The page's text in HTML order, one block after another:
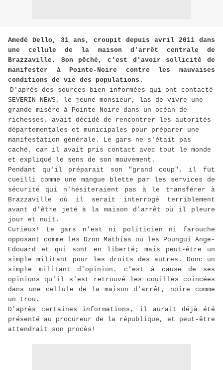
Amedé Dello, 31 ans, croupit depuis avril 2011 dans
une cellule de la maison d'arrêt centrale de
Brazzaville. Son pêché, c'est d'avoir sollicité de
manifester à Pointe-Noire contre les mauvaises
conditions de vie des populations.
D'après des sources bien informées qui ont contacté
SEVERIN NEWS, le jeune monsieur, las de vivre une
grande misère à Pointe-Noire dans un océan de
richesses, avait décidé de rencontrer les autorités
départementales et municipales pour préparer une
manifestation générale. Le gars ne s'était pas
caché, car il avait pris contact avec tout le monde
et expliqué le sens de son mouvement.
Pendant qu'il préparait son "grand coup", il fut
cueilli comme une mangue blette par les services de
sécurité qui n'hésiteraient pas à le transférer à
Brazzaville où il serait interrogé terriblement
avant d'être jeté à la maison d'arrêt où il pleure
jour et nuit.
Curieux! Le gars n'est ni politicien ni farouche
opposant comme les Dzon Mathias ou les Poungui Ange-
Edouard et qui sont en liberté; mais peut-être un
simple militant pour les droits des autres. Donc un
simple militant d'opinion. c'est à cause de ses
opinions qu'il s'est retrouvé les couilles coincées
dans une cellule de la maison d'arrêt, noire comme
un trou.
D'après certaines informations, il aurait déjà été
présenté au procureur de la république, et peut-être
attendrait son procès!